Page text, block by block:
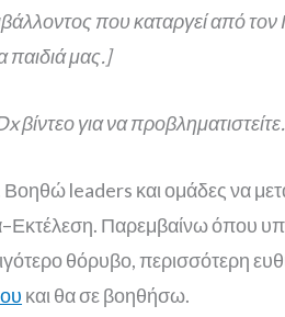
που καταργεί από
παιδιά μας.]
βίντεο για να προβληματιστείτε.
leaders και ομάδες να
Παρεμβαίνω όπου
θόρυβο, περισσότερη
και θα σε βοηθήσω.